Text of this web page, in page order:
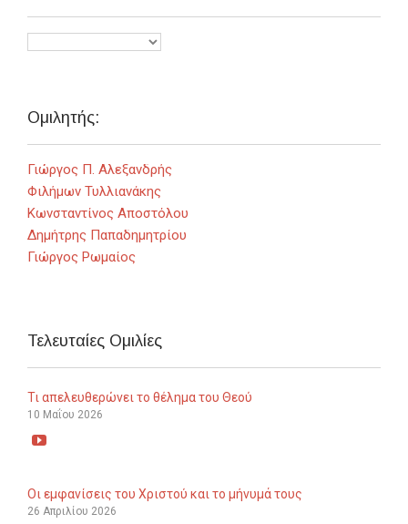
Ομιλητής:
Γιώργος Π. Αλεξανδρής
Φιλήμων Τυλλιανάκης
Κωνσταντίνος Αποστόλου
Δημήτρης Παπαδημητρίου
Γιώργος Ρωμαίος
Τελευταίες Ομιλίες
Τι απελευθερώνει το θέλημα του Θεού
10 Μαΐου 2026

Οι εμφανίσεις του Χριστού και το μήνυμά τους
26 Απριλίου 2026